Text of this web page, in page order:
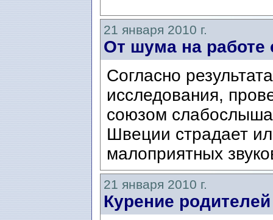
21 января 2010 г.
От шума на работе
Согласно
исследования,
союзом
Швеции страдает
малоприятных
21 января 2010 г.
Курение